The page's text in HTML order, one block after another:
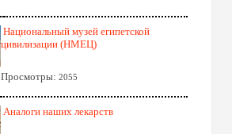
Национальный музей египетской
цивилизации (НМЕЦ)
Просмотры: 2055
Аналоги наших лекарств